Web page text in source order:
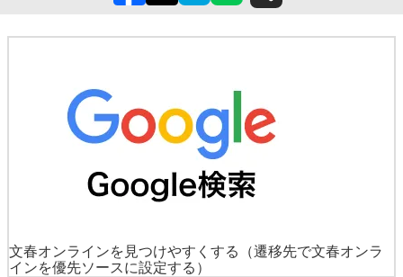
文春オンラインを見つけやすくする
（遷移先で文春オンラ
インを優先ソースに設定する）